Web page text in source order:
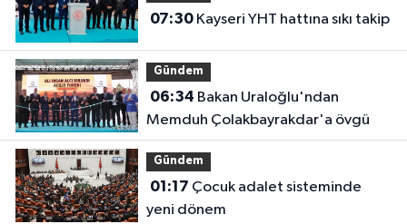
07:30 Kayseri YHT hattına sıkı takip
Gündem
06:34
Memduh Çolakbayrakdar'a övgü
Gündem
01:17
yeni dönem